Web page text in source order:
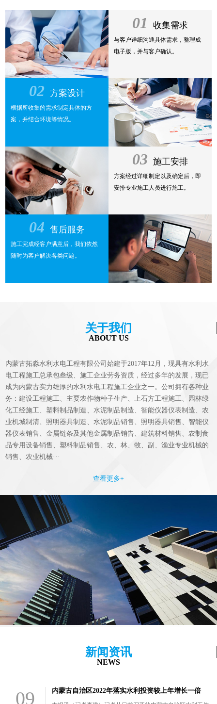
01 收集需求
与客户详细沟通具体需求，整理成
电子版，并与客户确认。
02 方案设计
根据所收集的需求制定具体的方
案，并结合环境等情况。
03 施工安排
方案经过详细制定以及确定后，即
安排专业施工人员进行施工。
04 售后服务
施工完成经客户满意后，我们依然
随时为客户解决各类问题。
关于我们
ABOUT US
内蒙古拓淼水利水电工程有限公司始建于2017年12月，现具有水利水
电工程施工总承包叁级、施工企业劳务资质，经过多年的发展，现已
成为内蒙古实力雄厚的水利水电工程施工企业之一。公司拥有各种业
务：建设工程施工、主要农作物种子生产、上石方工程施工、园林绿
化工经施工、塑料制品制造、水泥制品制造、智能仪器仪表制造、农
业机城制清、照明器具制造、水泥制品销售、照明器具销售、智能仪
器仪表销售、金属链条及其他金属制品销告、建筑材料销售、农制食
品专用设备销售、塑料制品销售、农、林、牧、副、渔业专业机械的
销售、农业机械···
查看更多+
新闻资讯
NEWS
09 内蒙古自治区2022年落实水利投资较上年增长一倍